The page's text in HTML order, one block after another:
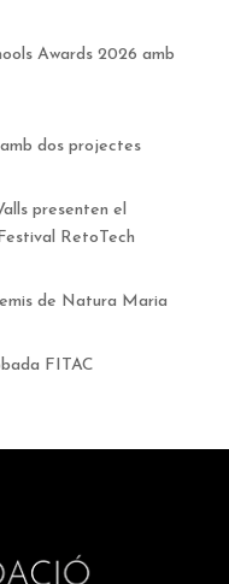
Awards 2026 amb
dos projectes
presenten el
RetoTech
de Natura Maria
FITAC